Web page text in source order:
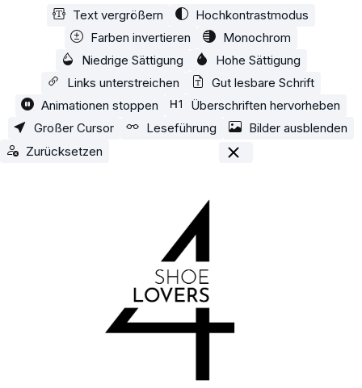
Zum Hauptinhalt springen
Text vergrößern
Hochkontrastmodus
Farben invertieren
Monochrom
Niedrige Sättigung
Hohe Sättigung
Links unterstreichen
Gut lesbare Schrift
Animationen stoppen
Überschriften hervorheben
Großer Cursor
Leseführung
Bilder ausblenden
Zurücksetzen